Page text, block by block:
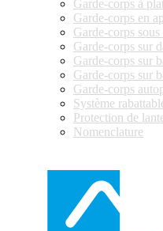
Garde-corps à
Garde-corps en
Garde-corps
Garde-corps sur
Garde-corps sur
Garde-corps sur
Garde-corps
Système
Protection de
Nomenclature